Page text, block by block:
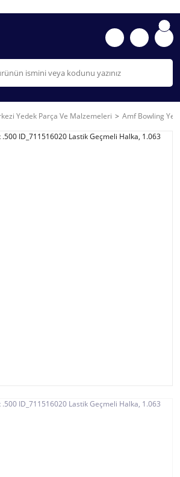
Yedek Parça Ve Malzemeleri Amf Bowling